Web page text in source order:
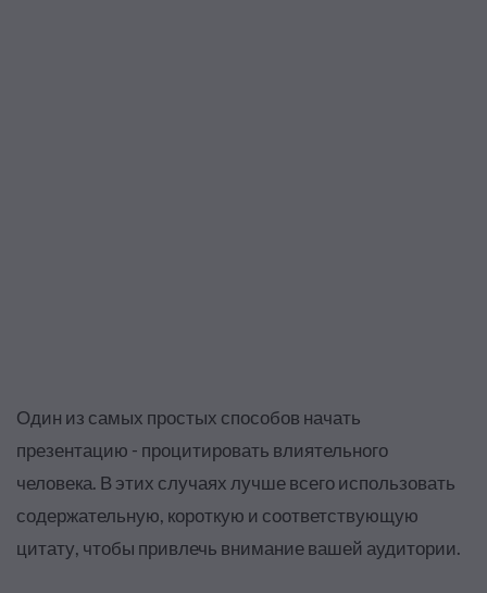
Один из самых простых способов начать
презентацию - процитировать влиятельного
человека. В этих случаях лучше всего использовать
содержательную, короткую и соответствующую
цитату, чтобы привлечь внимание вашей аудитории.